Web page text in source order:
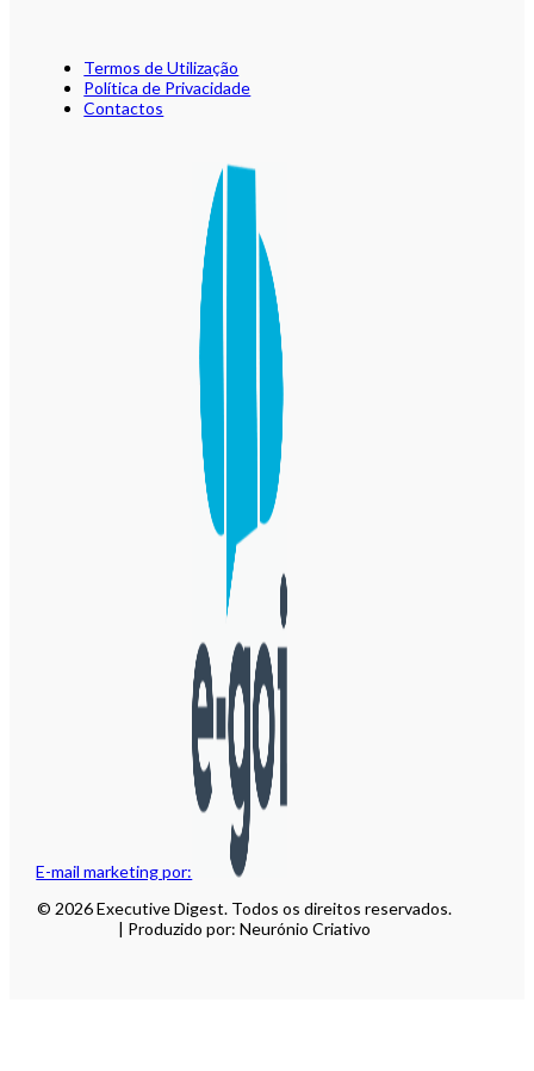
E-mail marketing por:
Termos de Utilização
Política de Privacidade
Contactos
© 2026 Executive Digest. Todos os direitos reservados.
| Produzido por: Neurónio Criativo